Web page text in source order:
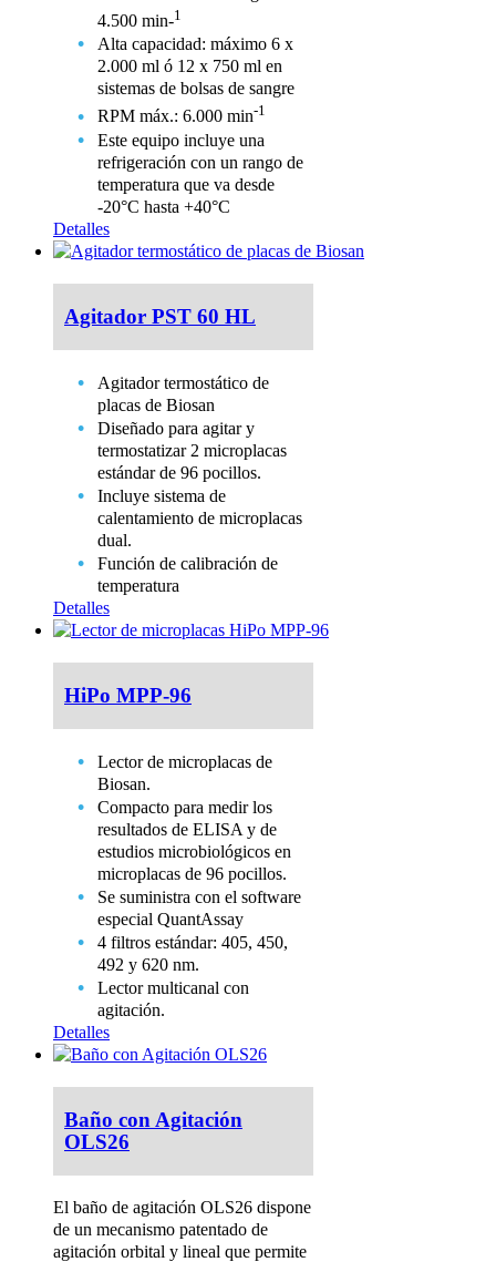
4.500 min-1
Alta capacidad: máximo 6 x
2.000 ml ó 12 x 750 ml en
sistemas de bolsas de sangre
RPM máx.: 6.000 min-1
Este equipo incluye una
refrigeración con un rango de
temperatura que va desde
-20°C hasta +40°C
Detalles
Agitador PST 60 HL
Agitador termostático de
placas de Biosan
Diseñado para agitar y
termostatizar 2 microplacas
estándar de 96 pocillos.
Incluye sistema de
calentamiento de microplacas
dual.
Función de calibración de
temperatura
Detalles
HiPo MPP-96
Lector de microplacas de
Biosan.
Compacto para medir los
resultados de ELISA y de
estudios microbiológicos en
microplacas de 96 pocillos.
Se suministra con el software
especial QuantAssay
4 filtros estándar: 405, 450,
492 y 620 nm.
Lector multicanal con
agitación.
Detalles
Baño con Agitación
OLS26
El baño de agitación OLS26 dispone
de un mecanismo patentado de
agitación orbital y lineal que permite